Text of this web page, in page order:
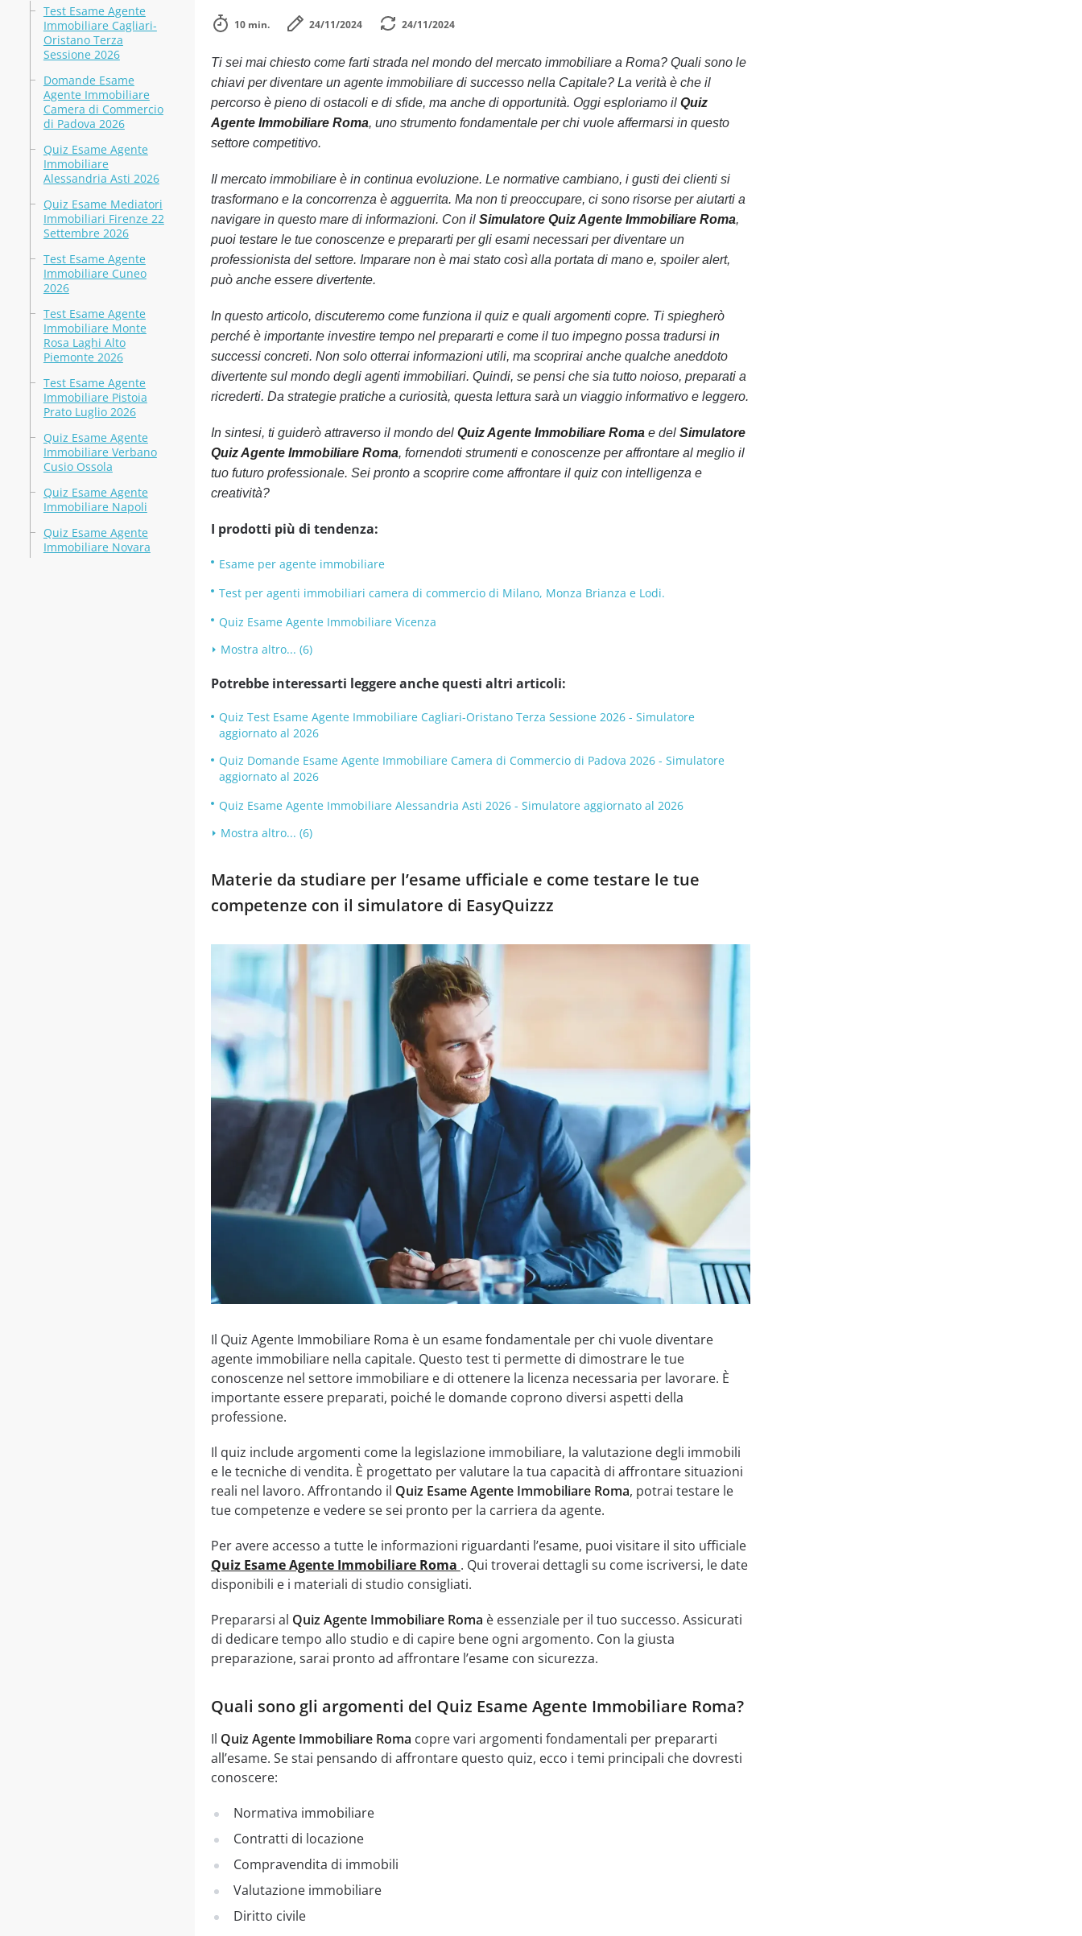
Test Esame Agente
Immobiliare Cagliari-
Oristano Terza
Sessione 2026
Domande Esame
Agente Immobiliare
Camera di Commercio
di Padova 2026
Quiz Esame Agente
Immobiliare
Alessandria Asti 2026
Quiz Esame Mediatori
Immobiliari Firenze 22
Settembre 2026
Test Esame Agente
Immobiliare Cuneo
2026
Test Esame Agente
Immobiliare Monte
Rosa Laghi Alto
Piemonte 2026
Test Esame Agente
Immobiliare Pistoia
Prato Luglio 2026
Quiz Esame Agente
Immobiliare Verbano
Cusio Ossola
Quiz Esame Agente
Immobiliare Napoli
Quiz Esame Agente
Immobiliare Novara
10 min. 24/11/2024 24/11/2024
Ti sei mai chiesto come farti strada nel mondo del mercato immobiliare a Roma? Quali sono le
chiavi per diventare un agente immobiliare di successo nella Capitale? La verità è che il
percorso è pieno di ostacoli e di sfide, ma anche di opportunità. Oggi esploriamo il Quiz
Agente Immobiliare Roma, uno strumento fondamentale per chi vuole affermarsi in questo
settore competitivo.
Il mercato immobiliare è in continua evoluzione. Le normative cambiano, i gusti dei clienti si
trasformano e la concorrenza è agguerrita. Ma non ti preoccupare, ci sono risorse per aiutarti a
navigare in questo mare di informazioni. Con il Simulatore Quiz Agente Immobiliare Roma,
puoi testare le tue conoscenze e prepararti per gli esami necessari per diventare un
professionista del settore. Imparare non è mai stato così alla portata di mano e, spoiler alert,
può anche essere divertente.
In questo articolo, discuteremo come funziona il quiz e quali argomenti copre. Ti spiegherò
perché è importante investire tempo nel prepararti e come il tuo impegno possa tradursi in
successi concreti. Non solo otterrai informazioni utili, ma scoprirai anche qualche aneddoto
divertente sul mondo degli agenti immobiliari. Quindi, se pensi che sia tutto noioso, preparati a
ricrederti. Da strategie pratiche a curiosità, questa lettura sarà un viaggio informativo e leggero.
In sintesi, ti guiderò attraverso il mondo del Quiz Agente Immobiliare Romae del Simulatore
Quiz Agente Immobiliare Roma, fornendoti strumenti e conoscenze per affrontare al meglio il
tuo futuro professionale. Sei pronto a scoprire come affrontare il quiz con intelligenza e
creatività?
I prodotti più di tendenza:
Esame per agente immobiliare
Test per agenti immobiliari camera di commercio di Milano, Monza Brianza e Lodi.
Quiz Esame Agente Immobiliare Vicenza
Mostra altro... (6)
Potrebbe interessarti leggere anche questi altri articoli:
Quiz Test Esame Agente Immobiliare Cagliari-Oristano Terza Sessione 2026 - Simulatore
aggiornato al 2026
Quiz Domande Esame Agente Immobiliare Camera di Commercio di Padova 2026 - Simulatore
aggiornato al 2026
Quiz Esame Agente Immobiliare Alessandria Asti 2026 - Simulatore aggiornato al 2026
Mostra altro... (6)
Materie da studiare per l’esame ufficiale e come testare le tue
competenze con il simulatore di EasyQuizzz
Il Quiz Agente Immobiliare Roma è un esame fondamentale per chi vuole diventare
agente immobiliare nella capitale. Questo test ti permette di dimostrare le tue
conoscenze nel settore immobiliare e di ottenere la licenza necessaria per lavorare. È
importante essere preparati, poiché le domande coprono diversi aspetti della
professione.
Il quiz include argomenti come la legislazione immobiliare, la valutazione degli immobili
e le tecniche di vendita. È progettato per valutare la tua capacità di affrontare situazioni
reali nel lavoro. Affrontando il Quiz Esame Agente Immobiliare Roma, potrai testare le
tue competenze e vedere se sei pronto per la carriera da agente.
Per avere accesso a tutte le informazioni riguardanti l’esame, puoi visitare il sito ufficiale
Quiz Esame Agente Immobiliare Roma . Qui troverai dettagli su come iscriversi, le date
disponibili e i materiali di studio consigliati.
Prepararsi al Quiz Agente Immobiliare Roma è essenziale per il tuo successo. Assicurati
di dedicare tempo allo studio e di capire bene ogni argomento. Con la giusta
preparazione, sarai pronto ad affrontare l’esame con sicurezza.
Quali sono gli argomenti del Quiz Esame Agente Immobiliare Roma?
Il Quiz Agente Immobiliare Roma copre vari argomenti fondamentali per prepararti
all’esame. Se stai pensando di affrontare questo quiz, ecco i temi principali che dovresti
conoscere:
Normativa immobiliare
Contratti di locazione
Compravendita di immobili
Valutazione immobiliare
Diritto civile